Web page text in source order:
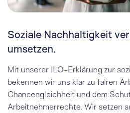
Soziale Nachhaltigkeit
umsetzen.
Mit unserer ILO-Erklärung zur
bekennen wir uns klar zu fairen
Chancengleichheit und dem
Arbeitnehmerrechte. Wir setzen